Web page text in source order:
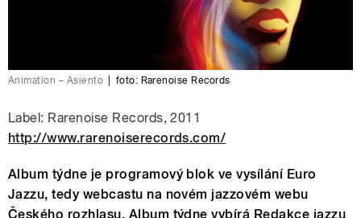
Animation – Asiento foto: Rarenoise Records
Label: Rarenoise Records, 2011
http://www.rarenoiserecords.com/
Album týdne je programový blok ve vysílání Euro
Jazzu, tedy webcastu na novém jazzovém webu
Českého rozhlasu. Album týdne vybírá Redakce jazzu